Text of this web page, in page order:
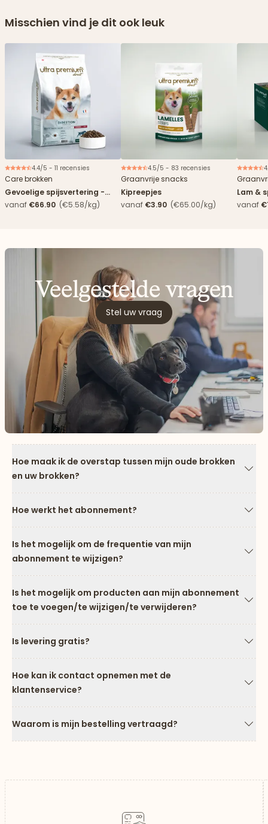
Misschien vind je dit ook leuk
4.4/5 - 11 recensies
Care brokken
Gevoelige spijsvertering -
Eend
vanaf €66.90 (€5.58/kg)
4.5/5 - 83 recensies
Graanvrije snacks
Kipreepjes
vanaf €3.90 (€65.00/kg)
Lam &
vanaf
Veelgestelde vragen
Stel uw vraag
Hoe maak ik de overstap tussen mijn oude brokken
en uw brokken?
Hoe werkt het abonnement?
Pijl
Is het mogelijk om de frequentie van mijn
abonnement te wijzigen?
Is het mogelijk om producten aan mijn abonnement
toe te voegen/te wijzigen/te verwijderen?
Is levering gratis?
Pijl
Hoe kan ik contact opnemen met de
klantenservice?
Waarom is mijn bestelling vertraagd?
Pijl